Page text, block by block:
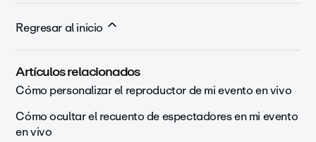
Regresar al inicio
Artículos relacionados
Cómo personalizar el reproductor de mi evento en vivo
Cómo ocultar el recuento de espectadores en mi evento
en vivo